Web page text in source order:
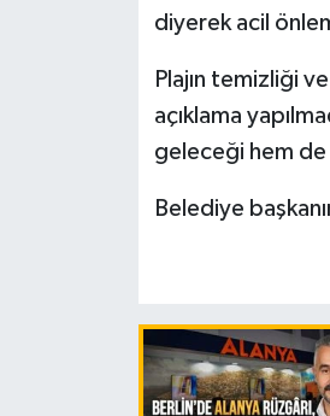
diyerek acil
Plajın temizliği
açıklama
geleceği hem de
Belediye